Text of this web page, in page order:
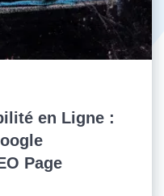
en Ligne :
Page